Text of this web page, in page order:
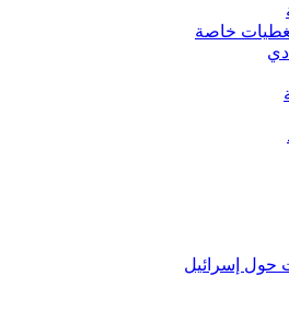
تغطيات خاصة
حول إسرائيل